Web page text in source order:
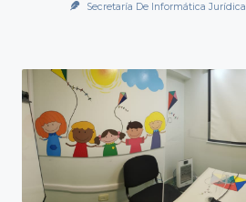
Secretaría De Informática Jurídica